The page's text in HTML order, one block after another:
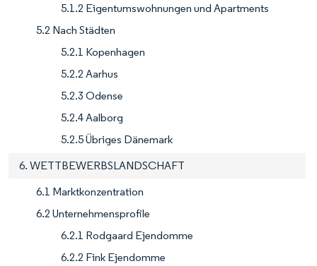
5.1.2 Eigentumswohnungen und Apartments
5.2 Nach Städten
5.2.1 Kopenhagen
5.2.2 Aarhus
5.2.3 Odense
5.2.4 Aalborg
5.2.5 Übriges Dänemark
6. WETTBEWERBSLANDSCHAFT
6.1 Marktkonzentration
6.2 Unternehmensprofile
6.2.1 Rodgaard Ejendomme
6.2.2 Fink Ejendomme